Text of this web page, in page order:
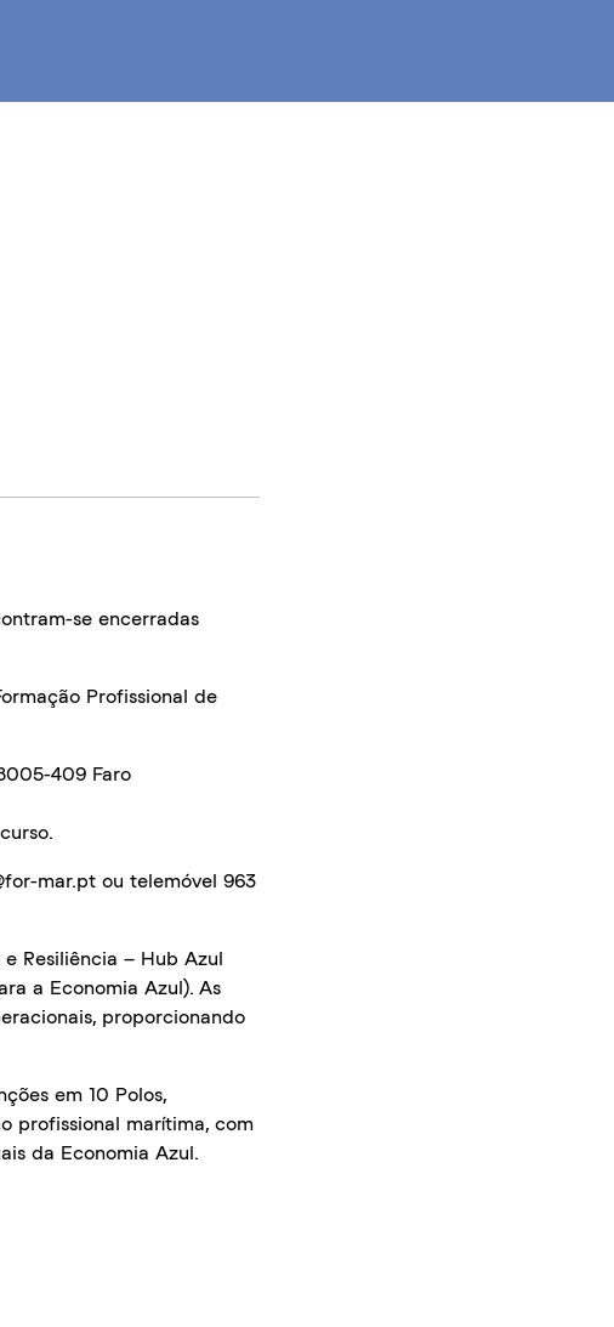
se encerradas
Profissional de
409 Faro
mar.pt ou telemóvel 963
Resiliência – Hub Azul
a Economia Azul). As
proporcionando
em 10 Polos,
profissional marítima, com
da Economia Azul.